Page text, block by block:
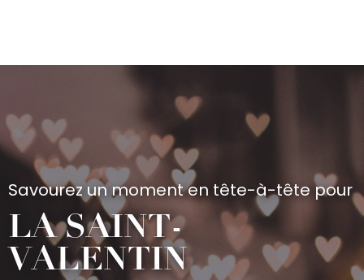
principal
Savourez un moment en tête-à-tête pour
LA SAINT-
VALENTIN